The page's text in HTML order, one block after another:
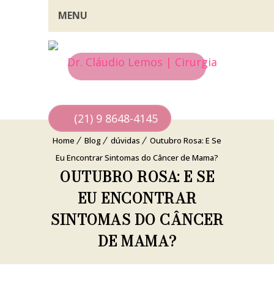
(21) 9 8648-4145
MENU
Home Blog dúvidas
Outubro Rosa: E Se
Eu Encontrar Sintomas do Câncer de Mama?
OUTUBRO ROSA: E SE
EU ENCONTRAR
SINTOMAS DO CÂNCER
DE MAMA?